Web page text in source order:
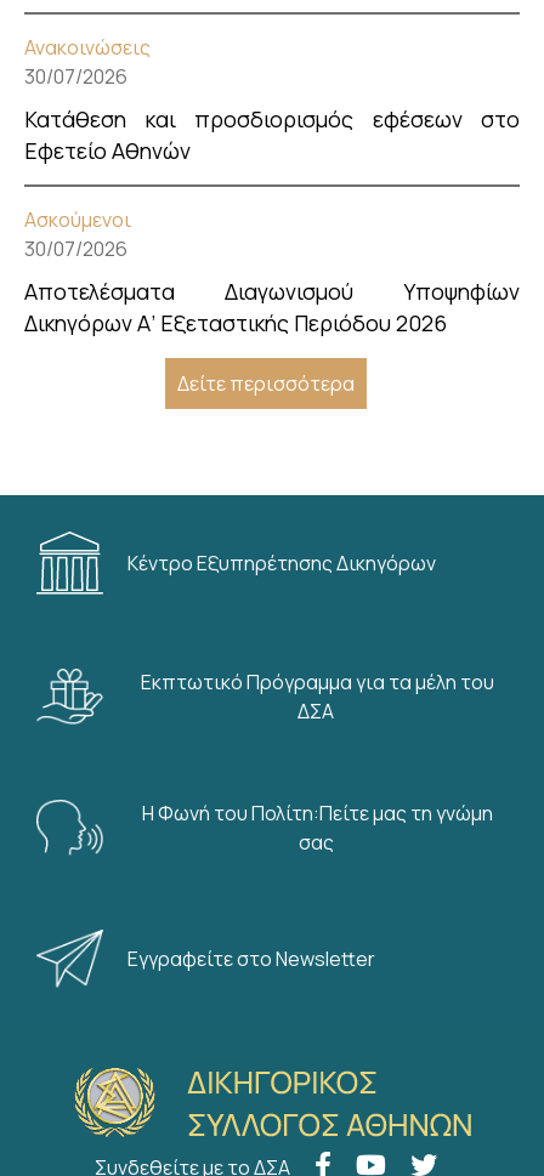
Ανακοινώσεις
30/07/2026
Κατάθεση και προσδιορισμός εφέσεων στο
Εφετείο Αθηνών
Ασκούμενοι
30/07/2026
Αποτελέσματα Διαγωνισμού Υποψηφίων
Δικηγόρων Α’ Εξεταστικής Περιόδου 2026
Δείτε περισσότερα
Κέντρο Εξυπηρέτησης Δικηγόρων
Εκπτωτικό Πρόγραμμα για τα μέλη του
ΔΣΑ
Η Φωνή του Πολίτη:Πείτε μας τη γνώμη
σας
Εγγραφείτε στο Newsletter
Συνδεθείτε με το ΔΣΑ